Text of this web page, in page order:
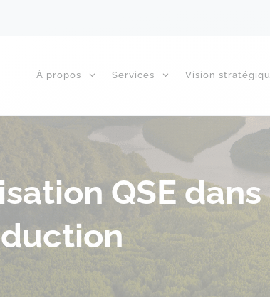
À propos Services Vision
QSE